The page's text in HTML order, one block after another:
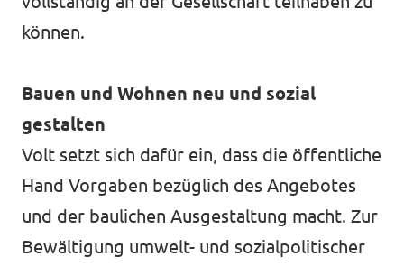
können.
Bauen und Wohnen neu und sozial
gestalten
Volt setzt sich dafür ein, dass die öffentliche
Hand Vorgaben bezüglich des Angebotes
und der baulichen Ausgestaltung macht. Zur
Bewältigung umwelt- und sozialpolitischer